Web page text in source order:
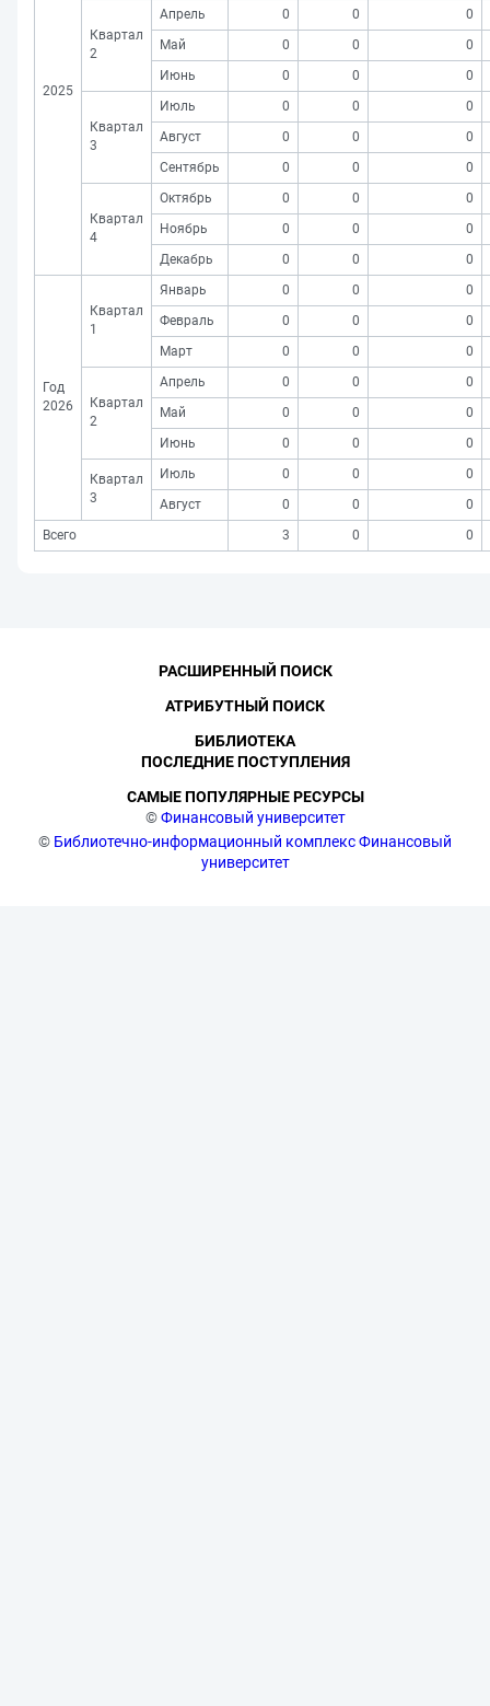
2025
Квартал
2
Апрель 0 0
0
Май
0 0
0
Июнь
0 0 0
Квартал
3
Июль 0 0
0
Август
0 0
0
Сентябрь
0 0 0
Квартал
4
Октябрь 0 0
0
Ноябрь
0 0
0
Декабрь
0 0 0
Год
2026
Квартал
1
Январь 0 0
0
Февраль
0 0
0
Март
0 0 0
Квартал
2
Апрель 0 0
0
Май
0 0
0
Июнь
0 0 0
Квартал
3
Июль 0 0
0
Август
0 0
0
Всего
3 0 0
©Финансовый университет
© Библиотечно-информационный комплекс Финансовый
университет
РАСШИРЕННЫЙ ПОИСК
АТРИБУТНЫЙ ПОИСК
БИБЛИОТЕКА
ПОСЛЕДНИЕ ПОСТУПЛЕНИЯ
САМЫЕ ПОПУЛЯРНЫЕ РЕСУРСЫ